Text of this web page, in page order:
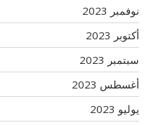
نوفمبر 2023
أكتوبر 2023
سبتمبر 2023
أغسطس 2023
يوليو 2023